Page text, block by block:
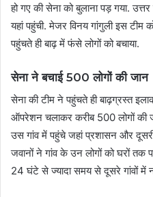
हो गए की सेना को बुलाना पड़ गया.
यहां पहुंची. मेजर विनय गांगुली इस टीम
पहुंचते ही बाढ़ में फंसे लोगों को बचाया.
सेना ने बचाई 500 लोगों की जान
सेना की टीम ने पहुंचते ही बाढ़ग्रस्त
ऑपरेशन चलाकर करीब 500 लोगों की
उस गांव में पहुंचे जहां प्रशासन और
जवानों ने गांव के उन लोगों को घरों तक
24 घंटे से ज्यादा समय से दूसरे गांवों